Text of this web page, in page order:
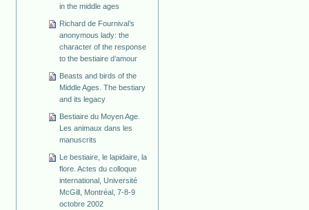
in the middle ages
Richard de Fournival’s
anonymous lady: the
character of the response
to the bestiaire d’amour
Beasts and birds of the
Middle Ages. The bestiary
and its legacy
Bestiaire du Moyen Age.
Les animaux dans les
manuscrits
Le bestiaire, le lapidaire, la
flore. Actes du colloque
international, Université
McGill, Montréal, 7-8-9
octobre 2002